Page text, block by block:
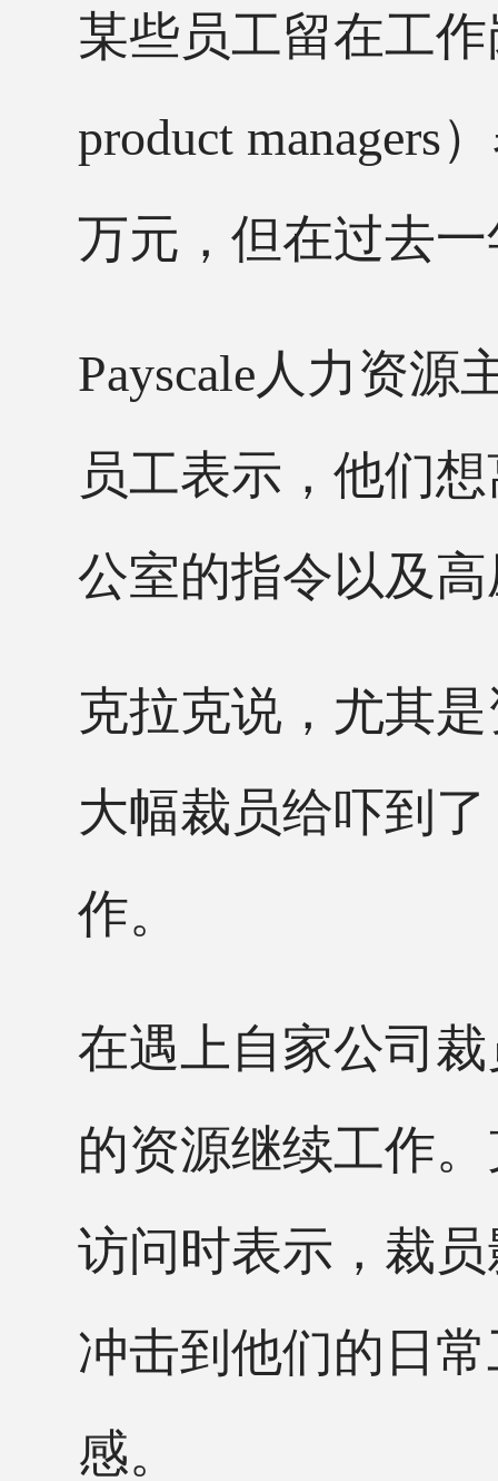
某些员工留在工
product managers
万元，但在过去
Payscale人力资源
员工表示，他们
公室的指令以及
克拉克说，尤其
大幅裁员给吓到
作。
在遇上自家公司
的资源继续工作
访问时表示，裁
冲击到他们的日
感。